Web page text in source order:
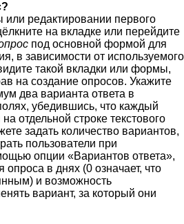
или редактировании первого
на вкладке или перейдите
под основной формой для
в зависимости от используемого
такой вкладки или формы,
на создание опросов. Укажите
два варианта ответа в
убедившись, что каждый
отдельной строке текстового
задать количество вариантов,
пользователи при
опции «Вариантов ответа»,
в днях (0 означает, что
и возможность
вариант, за который они